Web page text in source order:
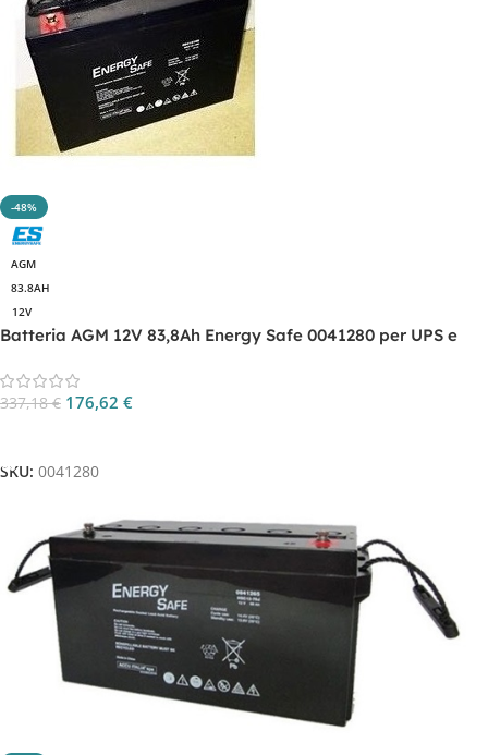
-48%
AGM
83.8AH
12V
Batteria AGM 12V 83,8Ah Energy Safe 0041280 per UPS e
337,18€ 176,62 €
SKU: 0041280